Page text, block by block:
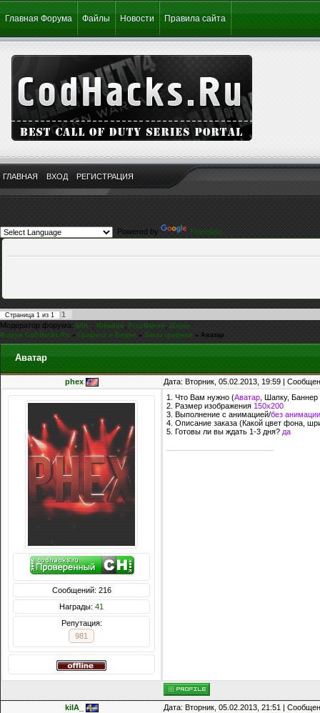
Главная Форума Файлы Новости Правила сайта
ГЛАВНАЯ ВХОД РЕГИСТРАЦИЯ
Powered by Translate
Страница 1 из 1
1
Модератор форума: kiIA_, Rikudou, FrozNation,iEnjoy
Форум CoDHacks.Ru » Графика и Видео » Заказ графики » Аватар
Аватар
phex Дата: Вторник, 05.02.2013, 19:59 |
Сообщений: 216
Награды: 41
Репутация:
981
1. Что Вам нужно (Аватар , Шапку, Баннер
2. Размер изображения 150х200
3. Выполнение с анимацией/без анимации
4. Описание заказа (Какой цвет фона,
5. Готовы ли вы ждать 1-3 дня? да
kiIA_ Дата: Вторник, 05.02.2013, 21:51 |